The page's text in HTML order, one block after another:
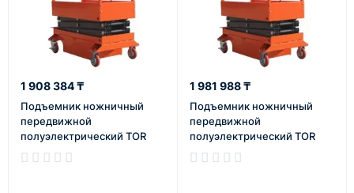
1 908 384 ₸
Подъемник ножничный
передвижной
полуэлектрический TOR
GTJY 240 кг 4 м
(автономный)
1 981 988 ₸
Подъемник ножничный
передвижной
полуэлектрический TOR
GTJY 240 кг 4 м (от сети)